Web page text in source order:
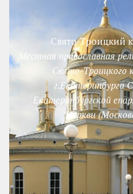
Свято-Троицкий
Местная православная
Свято-Троицкого
г.Екатеринбурга
Екатеринбургской
Церкви